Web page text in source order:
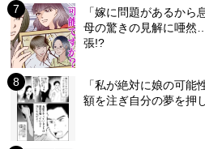
「嫁に問題があるか
母の驚きの見解に唖然
張!?
「私が絶対に娘の可
額を注ぎ自分の夢を押